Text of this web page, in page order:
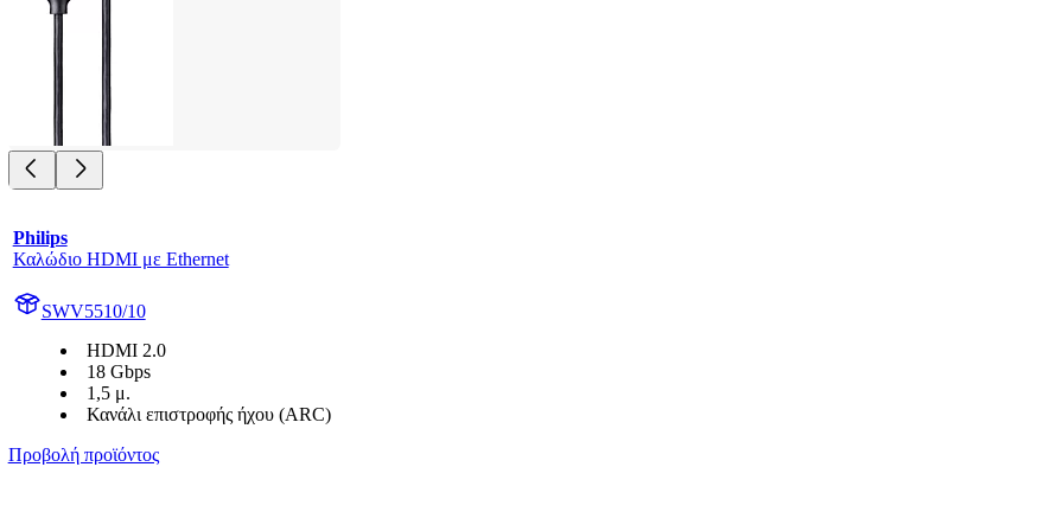
Philips
Καλώδιο HDMI με Ethernet
SWV5510/10
HDMI 2.0
18 Gbps
1,5 μ.
Κανάλι επιστροφής ήχου (ARC)
Προβολή προϊόντος